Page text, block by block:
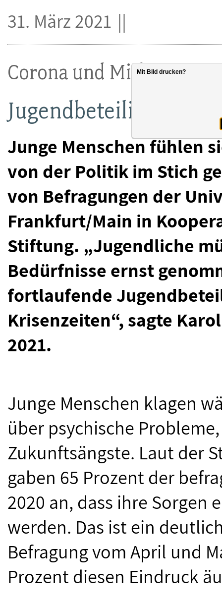
Corona und
Jugendbeteiligung
Junge Menschen fühlen
von der Politik im Stich
von Befragungen der
Frankfurt/Main in
Stiftung. „Jugendliche
Bedürfnisse ernst
fortlaufende
Krisenzeiten“, sagte
2021.
31. März 2021
Junge Menschen klagen
über psychische
Zukunftsängste. Laut der
gaben 65 Prozent der
2020 an, dass ihre
werden. Das ist ein
Befragung vom April und
Prozent diesen Eindruck
Mit Bild drucken?